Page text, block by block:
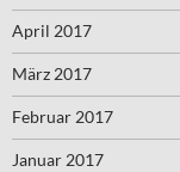
April 2017
März 2017
Februar 2017
Januar 2017